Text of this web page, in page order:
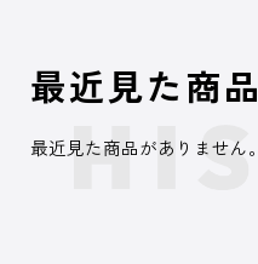
最近見た商品
最近見た商品がありません。